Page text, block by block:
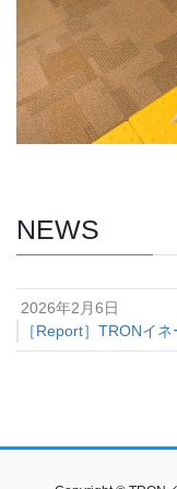
NEWS
2026年2月6日
［Report］TRONイ